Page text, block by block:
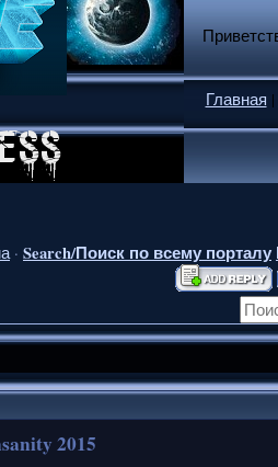
Главная |
· Search/Поиск по всему порталу
2015